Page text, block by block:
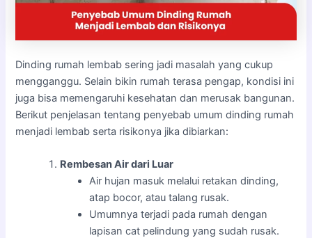
Dinding rumah lembab sering jadi masalah yang cukup
mengganggu. Selain bikin rumah terasa pengap, kondisi ini
juga bisa memengaruhi kesehatan dan merusak bangunan.
Berikut penjelasan tentang penyebab umum dinding rumah
menjadi lembab serta risikonya jika dibiarkan:
Rembesan Air dari Luar
Air hujan masuk melalui retakan dinding,
atap bocor, atau talang rusak.
Umumnya terjadi pada rumah dengan
lapisan cat pelindung yang sudah rusak.